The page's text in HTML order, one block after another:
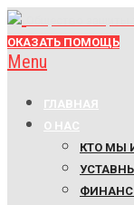
ОКАЗАТЬ ПОМОЩЬ
Menu
ГЛАВНАЯ
О НАС
КТО МЫ